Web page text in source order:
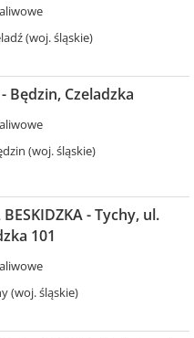
(woj. śląskie)
Będzin, Czeladzka
(woj. śląskie)
BESKIDZKA - Tychy, ul.
101
(woj. śląskie)